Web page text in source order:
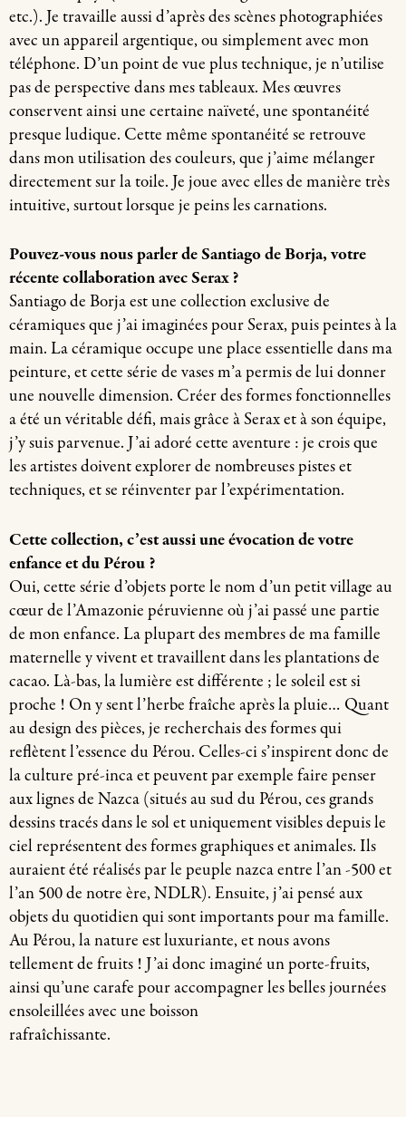
etc.). Je travaille aussi d’après des scènes photographiées
avec un appareil argentique, ou simplement avec mon
téléphone. D’un point de vue plus technique, je n’utilise
pas de perspective dans mes tableaux. Mes œuvres
conservent ainsi une certaine naïveté, une spontanéité
presque ludique. Cette même spontanéité se retrouve
dans mon utilisation des couleurs, que j’aime mélanger
directement sur la toile. Je joue avec elles de manière très
intuitive, surtout lorsque je peins les carnations.
Pouvez-vous nous parler de Santiago de Borja, votre
récente collaboration avec Serax ?
Santiago de Borja est une collection exclusive de
céramiques que j’ai imaginées pour Serax, puis peintes à la
main. La céramique occupe une place essentielle dans ma
peinture, et cette série de vases m’a permis de lui donner
une nouvelle dimension. Créer des formes fonctionnelles
a été un véritable défi, mais grâce à Serax et à son équipe,
j’y suis parvenue. J’ai adoré cette aventure : je crois que
les artistes doivent explorer de nombreuses pistes et
techniques, et se réinventer par l’expérimentation.
Cette collection, c’est aussi une évocation de votre
enfance et du Pérou ?
Oui, cette série d’objets porte le nom d’un petit village au
cœur de l’Amazonie péruvienne où j’ai passé une partie
de mon enfance. La plupart des membres de ma famille
maternelle y vivent et travaillent dans les plantations de
cacao. Là-bas, la lumière est différente ; le soleil est si
proche ! On y sent l’herbe fraîche après la pluie… Quant
au design des pièces, je recherchais des formes qui
reflètent l’essence du Pérou. Celles-ci s’inspirent donc de
la culture pré-inca et peuvent par exemple faire penser
aux lignes de Nazca (situés au sud du Pérou, ces grands
dessins tracés dans le sol et uniquement visibles depuis le
ciel représentent des formes graphiques et animales. Ils
auraient été réalisés par le peuple nazca entre l’an -500 et
l’an 500 de notre ère, NDLR). Ensuite, j’ai pensé aux
objets du quotidien qui sont importants pour ma famille.
Au Pérou, la nature est luxuriante, et nous avons
tellement de fruits ! J’ai donc imaginé un porte-fruits,
ainsi qu’une carafe pour accompagner les belles journées
ensoleillées avec une boisson
rafraîchissante.